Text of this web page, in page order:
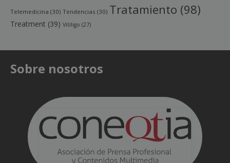
Telemedicina (30) Tendencias (30) Tratamiento (98)
Treatment (39) Vitíligo (27)
Sobre nosotros